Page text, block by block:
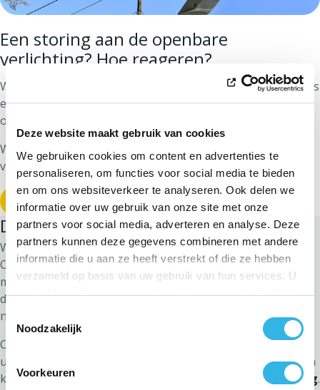
Deze website maakt gebruik van cookies
We gebruiken cookies om content en advertenties te
personaliseren, om functies voor social media te bieden
en om ons websiteverkeer te analyseren. Ook delen we
informatie over uw gebruik van onze site met onze
partners voor social media, adverteren en analyse. Deze
partners kunnen deze gegevens combineren met andere
informatie die u aan ze heeft verstrekt of die ze hebben
verzameld op basis van uw gebruik van hun services. U
gaat akkoord met onze cookies als u onze website blijft
Toestemmingsselectie
Noodzakelijk
Voorkeuren
Een storing aan de openbare
verlichting? Hoe reageren?
Wanneer de situatie een onmiddellijk gevaarvormt (zoals
een verlichtingspaal die op de weg ligt), verwittig dan
onmiddellijk
Wanneer dit niet het geval is, brengt u ons op de hoogte
van de storing aan de openbare verlichting.
Een defecte lamp melden
Doven van de openbare verlichting
Wegens de economische, milieu- en energiecrisis biedt
ORES sinds 2022 aan de aangesloten gemeenten de
mogelijkheid om de gemeentelijke openbare verlichting te
doven tussen middernacht en 5 uur ‘s ochtends, van 1
november tot 31 maart.
Ook in april 2023 waren er nog aanzienlijke energie-
uitdagingen. ORES laat de aangesloten gemeenten daarom
kiezen uit3 programma’s voor hun openbare verlichting.